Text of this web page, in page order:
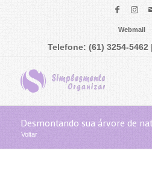
Webmail
Telefone: (61) 3254-5462
Desmontando sua árvore de
Voltar